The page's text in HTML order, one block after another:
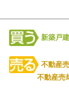
新築戸建
不動産
不動産売